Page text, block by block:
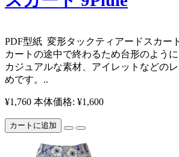
​PDF型紙 変形タックティアードスカー
カートの途中で終わるため台形のよう
カジュアルな素材、アイレットなどの
めです。 ​..
¥1,760 本体価格: ¥1,600
カートに追加